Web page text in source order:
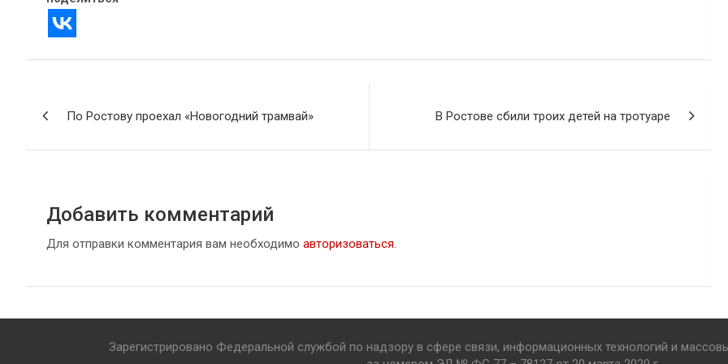
По Ростову проехал «Новогодний трамвай» В Ростове сбили троих детей на тротуаре
Добавить комментарий
Для отправки комментария вам необходимо авторизоваться.
Зарегистрировано Федеральной службой по надзору в сфере связи, информационных технологий и